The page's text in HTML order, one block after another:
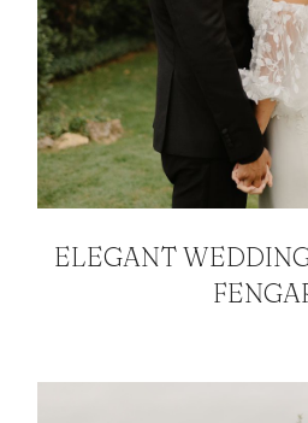
ELEGANT